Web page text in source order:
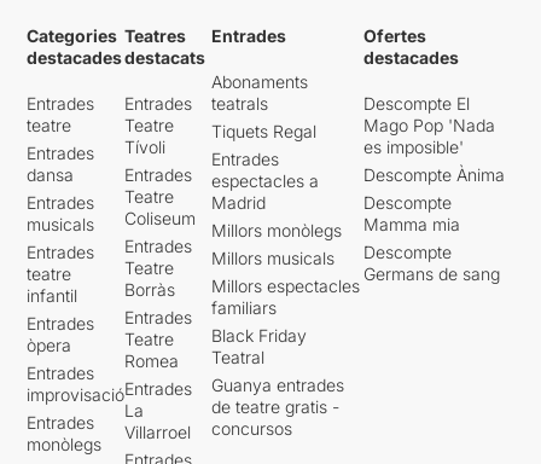
Categories
destacades
Entrades
teatre
Entrades
dansa
Entrades
musicals
Entrades
teatre
infantil
Entrades
òpera
Entrades
improvisació
Entrades
monòlegs
Teatres
destacats
Entrades
Teatre
Tívoli
Entrades
Teatre
Coliseum
Entrades
Teatre
Borràs
Entrades
Teatre
Romea
Entrades
La
Villarroel
Entrades
Entrades
Abonaments
teatrals
Tiquets Regal
Entrades
espectacles a
Madrid
Millors monòlegs
Millors musicals
Millors espectacles
familiars
Black Friday
Teatral
Guanya entrades
de teatre gratis -
concursos
Ofertes
destacades
Descompte El
Mago Pop 'Nada
es imposible'
Descompte Ànima
Descompte
Mamma mia
Descompte
Germans de sang